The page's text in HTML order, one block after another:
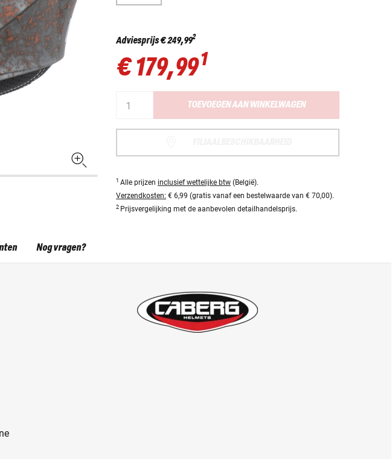
Adviesprijs€ 249,992
€ 179,991
TOEVOEGEN AAN WINKELWAGEN
1 Alle prijzen inclusief wettelijke btw (België).
Verzendkosten: € 6,99 (gratis vanaf een bestelwaarde van € 70,00).
2 Prijsvergelijking met de aanbevolen detailhandelsprijs.
Nog vragen?